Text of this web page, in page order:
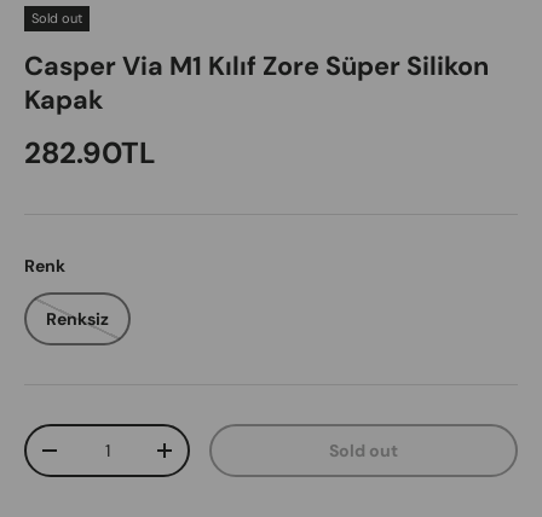
Sold out
Casper Via M1 Kılıf Zore Süper Silikon
Kapak
Regular price
282.90TL
Renk
Renksiz
Qty
Decrease quantityIncrease quantity Sold out